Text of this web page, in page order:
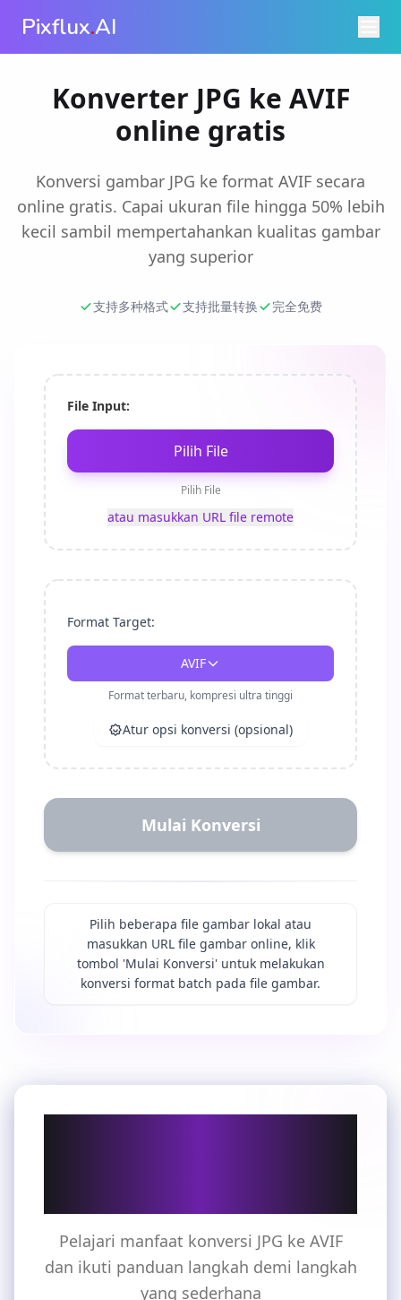
Pixflux.AI
Konverter JPG ke AVIF
online gratis
Konversi gambar JPG ke format AVIF secara
online gratis. Capai ukuran file hingga 50% lebih
kecil sambil mempertahankan kualitas gambar
yang superior
支持多种格式 支持批量转换 完全免费
File Input:
Pilih File
Pilih File
atau masukkan URL file remote
Format Target:
AVIF
Format terbaru, kompresi ultra tinggi
Atur opsi konversi (opsional)
Mulai Konversi
Pilih beberapa file gambar lokal atau
masukkan URL file gambar online, klik
tombol 'Mulai Konversi' untuk melakukan
konversi format batch pada file gambar.
Pelajari manfaat konversi JPG ke AVIF
dan ikuti panduan langkah demi langkah
yang sederhana